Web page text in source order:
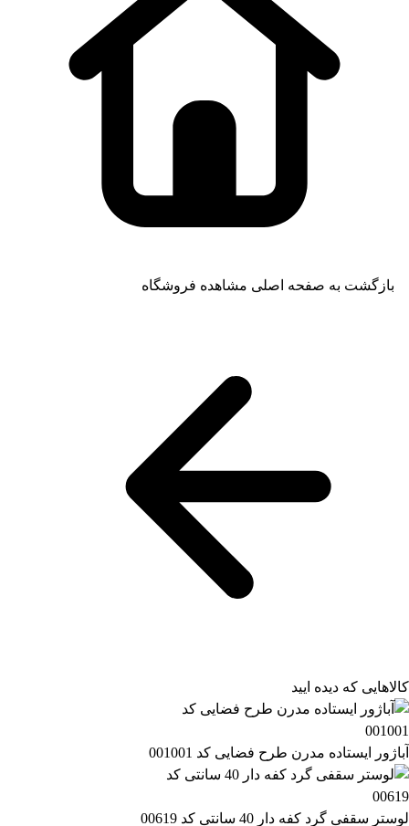
بازگشت به صفحه اصلی مشاهده فروشگاه
کالاهایی که دیده ایید
آباژور ایستاده مدرن طرح فضایی کد 001001
لوستر سقفی گرد کفه دار 40 سانتی کد 00619